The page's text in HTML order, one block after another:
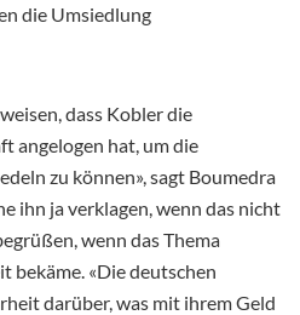
die Umsiedlung
dass Kobler die
angelogen hat, um die
zu können», sagt Boumedra
ihn ja verklagen, wenn das nicht
wenn das Thema
bekäme. «Die deutschen
darüber, was mit ihrem Geld